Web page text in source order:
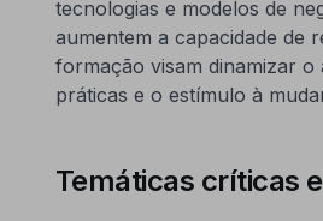
tecnologias e modelos de
aumentem a capacidade de
formação visam dinamizar
práticas e o estímulo à
Temáticas críticas